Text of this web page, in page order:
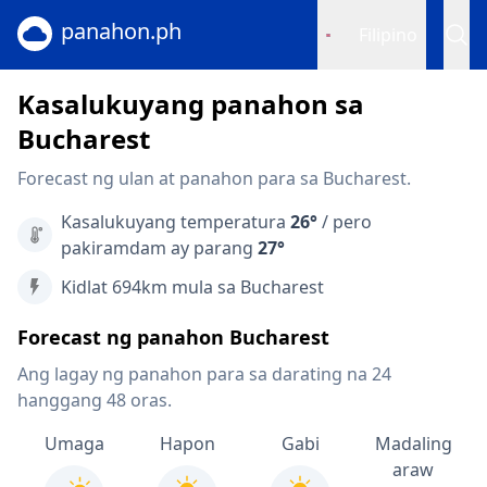
panahon.ph
Kasalukuyang panahon sa
Bucharest
Forecast ng ulan at panahon para sa Bucharest.
Kasalukuyang temperatura 26°/ pero
pakiramdam ay parang 27°
Kidlat 694km mula sa Bucharest
Forecast ng panahon Bucharest
Ang lagay ng panahon para sa darating na 24
hanggang 48 oras.
Umaga
Hapon Gabi
Madaling
araw